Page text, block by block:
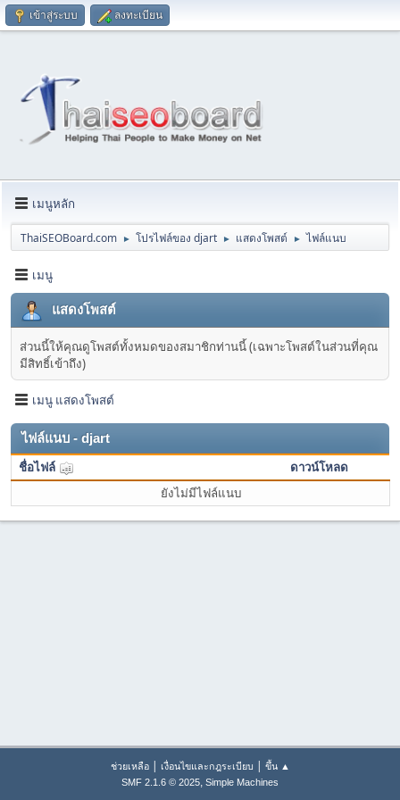
เข้าสู่ระบบ ลงทะเบียน
เมนูหลัก
ThaiSEOBoard.com ► โปรไฟล์ของ djart ► แสดงโพสต์ ► ไฟล์แนบ
เมนู
แสดงโพสต์
ส่วนนี้ให้คุณดูโพสต์ทั้งหมดของสมาชิกท่านนี้ (เฉพาะโพสต์ในส่วนที่คุณ
มีสิทธิ์เข้าถึง)
เมนู แสดงโพสต์
ไฟล์แนบ - djart
ชื่อไฟล์
ดาวน์โหลด
ยังไม่มีไฟล์แนบ
ช่วยเหลือ| เงื่อนไขและกฎระเบียบ | ขึ้น ▲
SMF 2.1.6 © 2025, Simple Machines